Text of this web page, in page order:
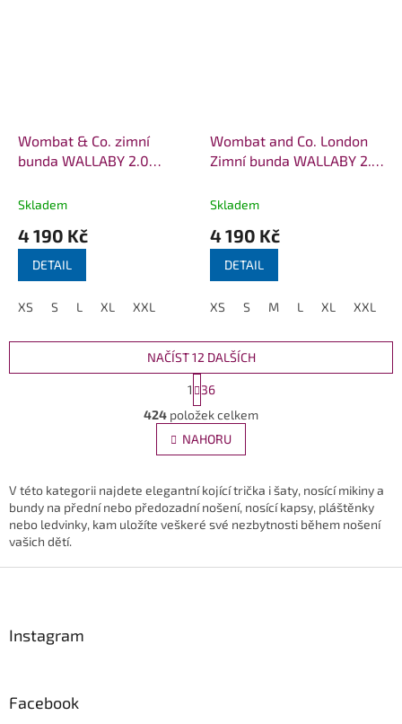
Wombat & Co. zimní
bunda WALLABY 2.0
Skladem
4 190 Kč
DETAIL
XS S L XL XXL
Wombat and Co. London
Zimní bunda WALLABY 2.0
Skladem
4 190 Kč
DETAIL
XS S M L XL XXL
O
v
l
á
a
c
í
NAČÍST 12 DALŠÍCH
S
t
r
á
n
k
v
á
n
í
1
36
424 položek celkem
NAHORU
V této kategorii najdete elegantní kojící trička i šaty, nosící mikiny a
bundy na přední nebo předozadní nošení, nosící kapsy, pláštěnky
nebo ledvinky, kam uložíte veškeré své nezbytnosti během nošení
vašich dětí.
Instagram
Facebook